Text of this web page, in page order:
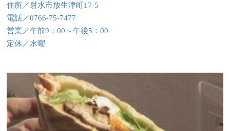
住所／射水市放生津町17-5
電話／0766-75-7477
営業／午前9：00～午後5：00
定休／水曜